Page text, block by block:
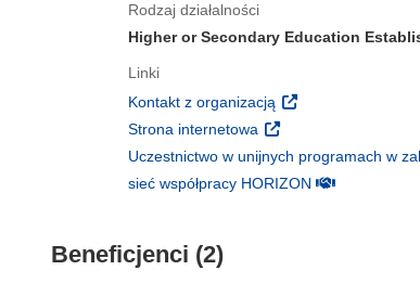
Rodzaj działalności
Higher or Secondary Education
Linki
Kontakt z organizacją (odnośnik otworzy
Strona internetowa (odnośnik otworzy się
Uczestnictwo w unijnych programach w
sieć współpracy HORIZON(odnośnik
Beneficjenci (2)